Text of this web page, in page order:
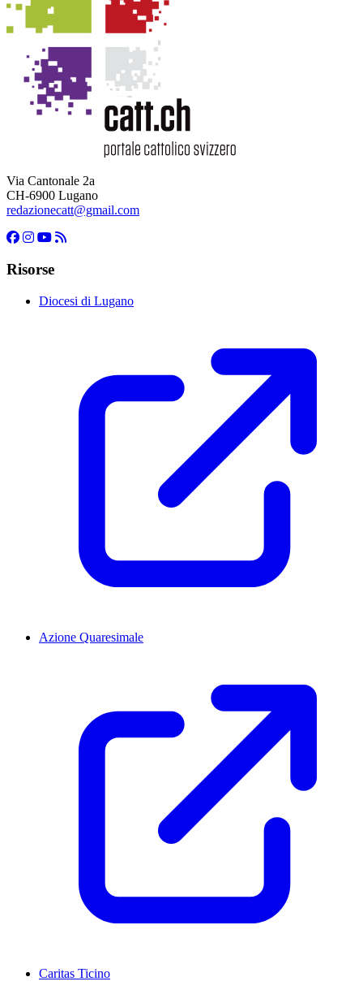
Via Cantonale 2a
CH-6900 Lugano
redazionecatt@gmail.com
Risorse
Diocesi di Lugano
Azione Quaresimale
Caritas Ticino